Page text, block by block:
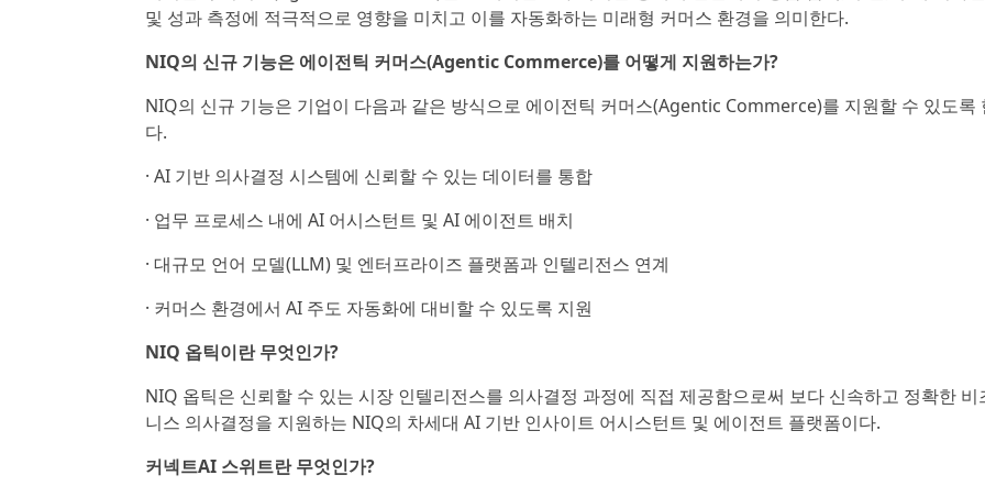
및 성과 측정에 적극적으로 영향을 미치고 이를 자동화하는 미래형 커머스 환경을 의미한다.
NIQ의 신규 기능은 에이전틱 커머스(Agentic Commerce)를 어떻게 지원하는가?
NIQ의 신규 기능은 기업이 다음과 같은 방식으로 에이전틱 커머스(Agentic Commerce)를 지원할 수 있도록
다.
· AI 기반 의사결정 시스템에 신뢰할 수 있는 데이터를 통합
· 업무 프로세스 내에 AI 어시스턴트 및 AI 에이전트 배치
· 대규모 언어 모델(LLM) 및 엔터프라이즈 플랫폼과 인텔리전스 연계
· 커머스 환경에서 AI 주도 자동화에 대비할 수 있도록 지원
NIQ 옵틱이란 무엇인가?
NIQ 옵틱은 신뢰할 수 있는 시장 인텔리전스를 의사결정 과정에 직접 제공함으로써 보다 신속하고 정확한 비
니스 의사결정을 지원하는 NIQ의 차세대 AI 기반 인사이트 어시스턴트 및 에이전트 플랫폼이다.
커넥트AI 스위트란 무엇인가?